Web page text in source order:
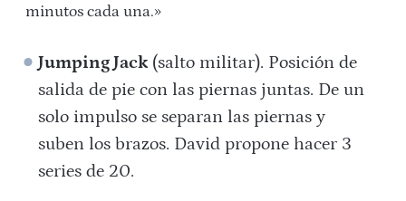
minutos cada una.»
Jumping Jack (salto militar). Posición de
salida de pie con las piernas juntas. De un
solo impulso se separan las piernas y
suben los brazos. David propone hacer 3
series de 20.